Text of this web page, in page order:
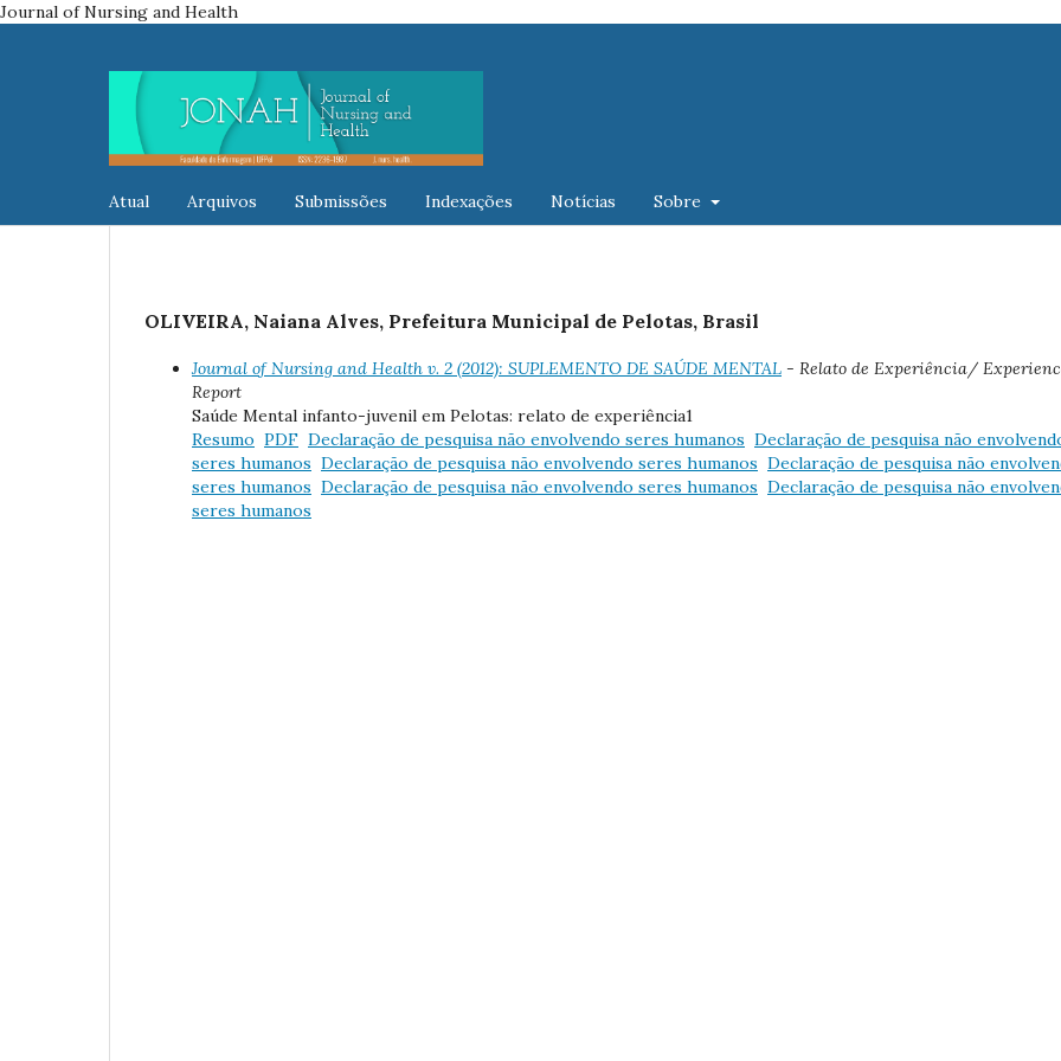
Journal of Nursing and Health
Atual Arquivos Submissões Indexações Notícias Sobre
OLIVEIRA, Naiana Alves, Prefeitura Municipal de Pelotas, Brasil
Journal of Nursing and Health v. 2 (2012): SUPLEMENTO DE SAÚDE MENTAL - Relato de Experiência/
Report
Saúde Mental infanto-juvenil em Pelotas: relato de experiência1
Resumo PDF Declaração de pesquisa não envolvendo seres humanos Declaração de pesquisa não
seres humanos Declaração de pesquisa não envolvendo seres humanos Declaração de pesquisa não
seres humanos Declaração de pesquisa não envolvendo seres humanos Declaração de pesquisa não
seres humanos